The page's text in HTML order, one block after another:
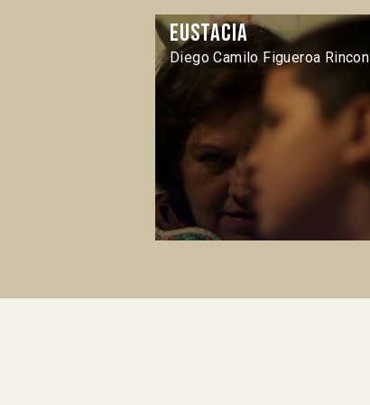
Eustacia
Diego Camilo Figueroa Rincon